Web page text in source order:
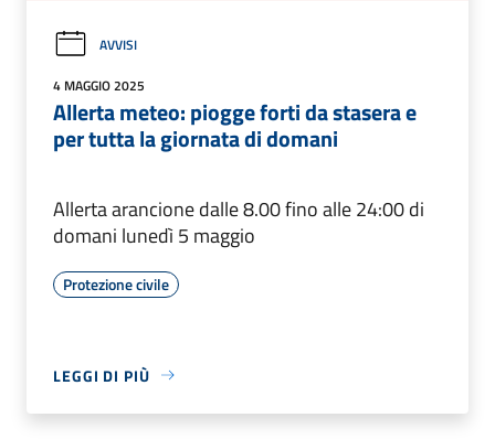
AVVISI
4 MAGGIO 2025
Allerta meteo: piogge forti da stasera e
per tutta la giornata di domani
Allerta arancione dalle 8.00 fino alle 24:00 di
domani lunedì 5 maggio
Protezione civile
LEGGI DI PIÙ